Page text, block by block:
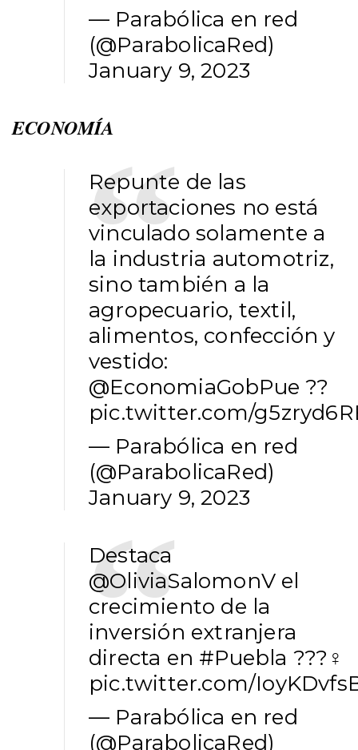
— Parabólica en red
(@ParabolicaRed)
January 9, 2023
ECONOMÍA
Repunte de las
exportaciones no está
vinculado solamente a
la industria automotriz,
sino también a la
agropecuario, textil,
alimentos, confección y
vestido:
@EconomiaGobPue ??
pic.twitter.com/
— Parabólica en red
(@ParabolicaRed)
January 9, 2023
Destaca
@OliviaSalomonV el
crecimiento de la
inversión extranjera
directa en #Puebla ???‍♀️
pic.twitter.com/
— Parabólica en red
(@ParabolicaRed)